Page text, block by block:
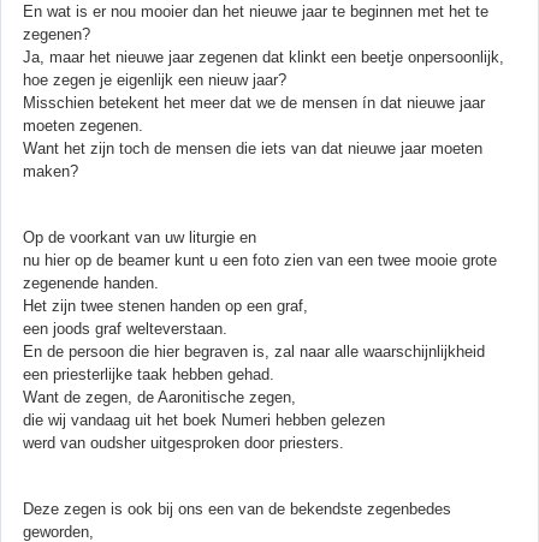
En wat is er nou mooier dan het nieuwe jaar te beginnen met het te
zegenen?
Ja, maar het nieuwe jaar zegenen dat klinkt een beetje onpersoonlijk,
hoe zegen je eigenlijk een nieuw jaar?
Misschien betekent het meer dat we de mensen ín dat nieuwe jaar
moeten zegenen.
Want het zijn toch de mensen die iets van dat nieuwe jaar moeten
maken?
Op de voorkant van uw liturgie en
nu hier op de beamer kunt u een foto zien van een twee mooie grote
zegenende handen.
Het zijn twee stenen handen op een graf,
een joods graf welteverstaan.
En de persoon die hier begraven is, zal naar alle waarschijnlijkheid
een priesterlijke taak hebben gehad.
Want de zegen, de Aaronitische zegen,
die wij vandaag uit het boek Numeri hebben gelezen
werd van oudsher uitgesproken door priesters.
Deze zegen is ook bij ons een van de bekendste zegenbedes
geworden,